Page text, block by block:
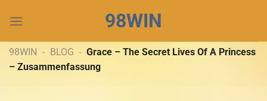
đến
dung
98WIN
98WIN - BLOG - Grace – The Secret Lives Of A Princess
– Zusammenfassung